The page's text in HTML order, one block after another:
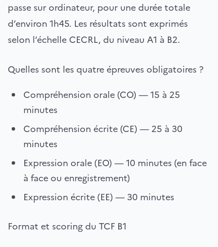
passe sur ordinateur, pour une durée totale
d’environ 1h45. Les résultats sont exprimés
selon l’échelle CECRL, du niveau A1 à B2.
Quelles sont les quatre épreuves obligatoires ?
Compréhension orale (CO) — 15 à 25
minutes
Compréhension écrite (CE) — 25 à 30
minutes
Expression orale (EO) — 10 minutes (en face
à face ou enregistrement)
Expression écrite (EE) — 30 minutes
Format et scoring du TCF B1